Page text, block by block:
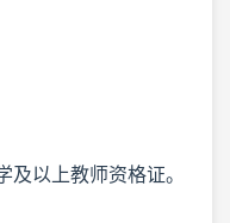
及以上教师资格证。